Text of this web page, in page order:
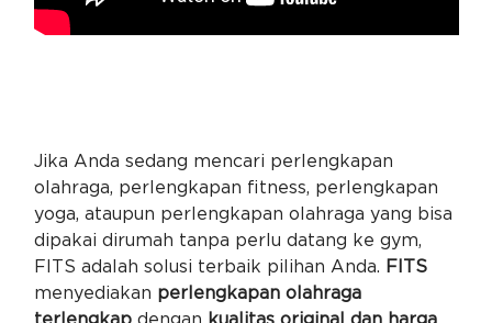
Jika Anda sedang mencari perlengkapan
olahraga, perlengkapan fitness, perlengkapan
yoga, ataupun perlengkapan olahraga yang bisa
dipakai dirumah tanpa perlu datang ke gym,
FITS adalah solusi terbaik pilihan Anda. FITS
menyediakan perlengkapan olahraga
terlengkapdengan kualitas original dan harga